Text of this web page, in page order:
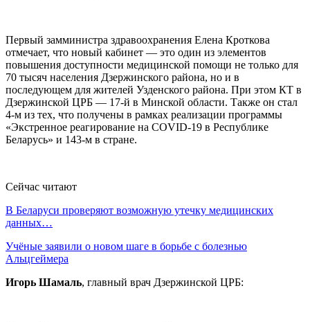
Первый замминистра здравоохранения Елена Кроткова
отмечает, что новый кабинет — это один из элементов
повышения доступности медицинской помощи не только для
70 тысяч населения Дзержинского района, но и в
последующем для жителей Узденского района. При этом КТ в
Дзержинской ЦРБ — 17-й в Минской области. Также он стал
4-м из тех, что получены в рамках реализации программы
«Экстренное реагирование на COVID-19 в Республике
Беларусь» и 143-м в стране.
Сейчас читают
В Беларуси проверяют возможную утечку медицинских
данных…
Учёные заявили о новом шаге в борьбе с болезнью
Альцгеймера
Игорь Шамаль, главный врач Дзержинской ЦРБ: